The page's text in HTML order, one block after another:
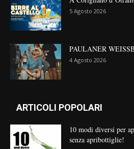
5 Agosto 2026
PAULANER
4 Agosto 2026
ARTICOLI POPOLARI
10 modi diversi per
senza apribottiglie!